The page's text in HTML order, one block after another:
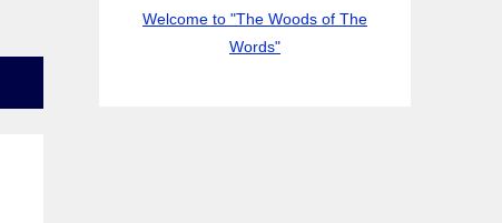
Welcome to "The Woods of The
Words"